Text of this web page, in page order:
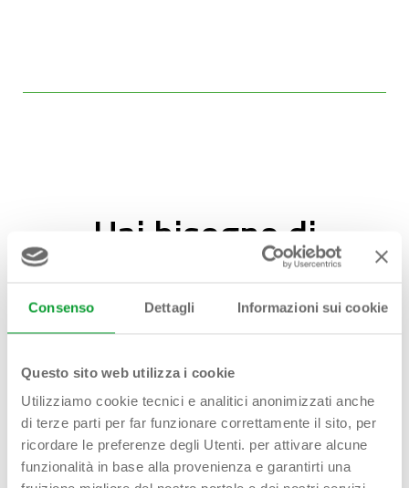
Consenso Dettagli Informazioni sui cookie
Questo sito web utilizza i cookie
Utilizziamo cookie tecnici e analitici anonimizzati anche
di terze parti per far funzionare correttamente il sito, per
ricordare le preferenze degli Utenti. per attivare alcune
funzionalità in base alla provenienza e garantirti una
Hai bisogno di
Contattaci!
Nome Cognome*